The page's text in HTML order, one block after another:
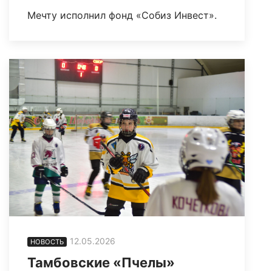
Мечту исполнил фонд «Собиз Инвест».
НОВОСТЬ 12.05.2026
Тамбовские «Пчелы»